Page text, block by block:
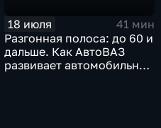
18 июля
41 мин
Разгонная полоса: до 60 и
дальше. Как АвтоВАЗ
развивает автомобильную